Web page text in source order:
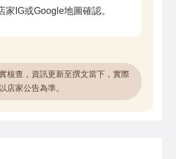
家IG或Google地圖確認。
核查，資訊更新至撰文當下，實際
店家公告為準。